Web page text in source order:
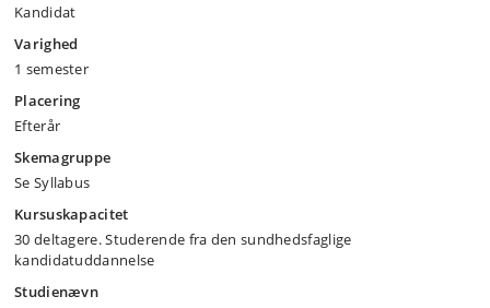
Kandidat
Varighed
1 semester
Placering
Efterår
Skemagruppe
Se Syllabus
Kursuskapacitet
30 deltagere. Studerende fra den sundhedsfaglige
kandidatuddannelse
Studienævn